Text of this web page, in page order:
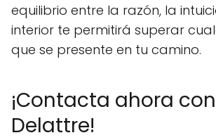
equilibrio entre la razón, la
interior te permitirá superar
que se presente en tu camino.
¡Contacta ahora
Delattre!